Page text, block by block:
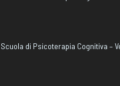
Scuola di Psicoterapia Cognitiva –